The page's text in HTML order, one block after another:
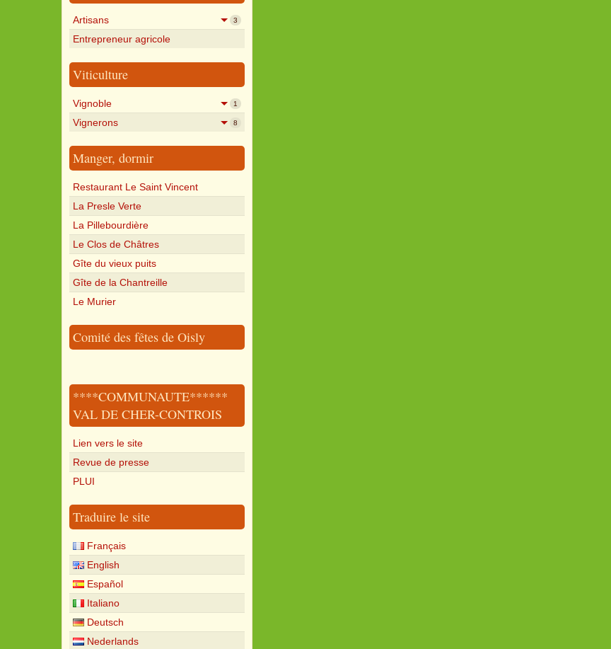
Artisans 3
Entrepreneur agricole
Viticulture
Vignoble 1
Vignerons 8
Manger, dormir
Restaurant Le Saint Vincent
La Presle Verte
La Pillebourdière
Le Clos de Châtres
Gîte du vieux puits
Gîte de la Chantreille
Le Murier
Comité des fêtes de Oisly
****COMMUNAUTE******
VAL DE CHER-CONTROIS
Lien vers le site
Revue de presse
PLUI
Traduire le site
Français
English
Español
Italiano
Deutsch
Nederlands